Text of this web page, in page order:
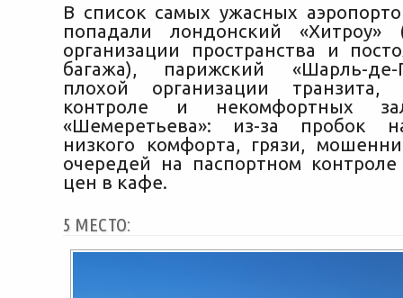
В список самых ужасных
попадали лондонский «Хитроу»
организации пространства и
багажа), парижский «Шарль-де-
плохой организации
контроле и некомфортных
«Шемеретьева»: из-за пробок
низкого комфорта, грязи,
очередей на паспортном
цен в кафе.
5 МЕСТО: